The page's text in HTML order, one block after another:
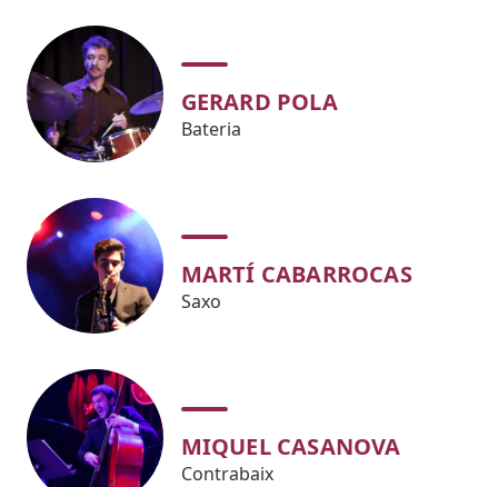
GERARD POLA
Bateria
MARTÍ CABARROCAS
Saxo
MIQUEL CASANOVA
Contrabaix